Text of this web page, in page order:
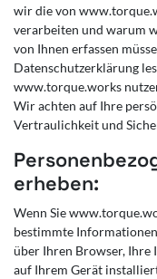
wir die von
verarbeiten und warum
von Ihnen erfassen
Datenschutzerklärung
www.torque.works
Wir achten auf Ihre
Vertraulichkeit und
erheben:
Wenn Sie
bestimmte
über Ihren Browser, Ihre
auf Ihrem Gerät